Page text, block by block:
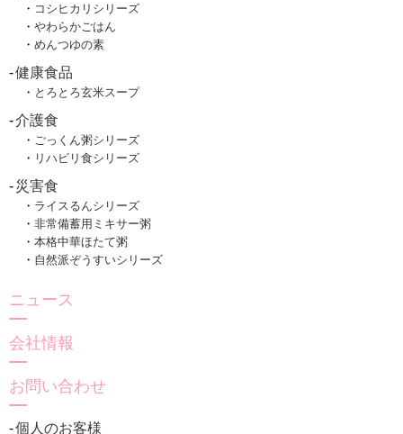
コシヒカリシリーズ
やわらかごはん
めんつゆの素
健康食品
とろとろ玄米スープ
介護食
ごっくん粥シリーズ
リハビリ食シリーズ
災害食
ライスるんシリーズ
非常備蓄用ミキサー粥
本格中華ほたて粥
自然派ぞうすいシリーズ
ニュース
会社情報
お問い合わせ
個人のお客様